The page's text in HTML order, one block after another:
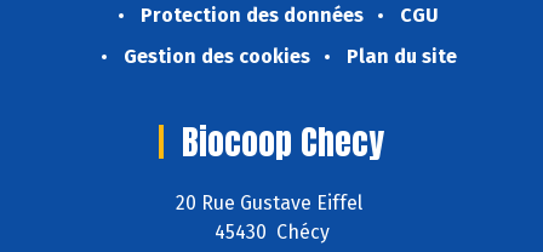
Protection des données
CGU
Gestion des cookies
Plan du site
Biocoop Checy
20 Rue Gustave Eiffel
45430 Chécy